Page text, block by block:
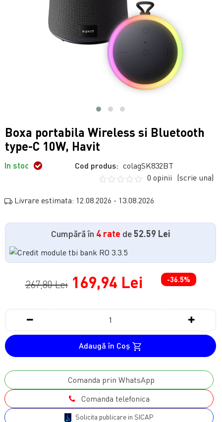
Boxa portabila Wireless si Bluetooth
type-C 10W, Havit
In stoc Cod produs: colagSK832BT
0 opinii (scrie una)
Livrare estimata: 12.08.2026 - 13.08.2026
Cumpără în 4 rate de52.59 Lei
267,80 Lei 169,94 Lei -36.5%
Adaugă în Coş
Comanda prin WhatsApp
Comanda telefonica
Solicita publicare in SICAP